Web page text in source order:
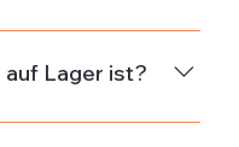
Gebrauchsspuren
ist in neuwertigem
minimale
auf Lager ist?
jeder Uhr